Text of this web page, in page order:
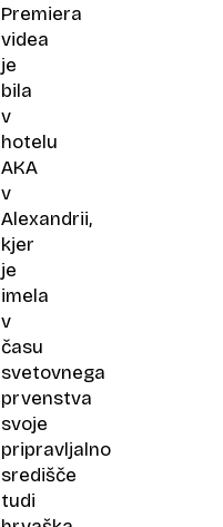
Premiera
videa
je
bila
v
hotelu
AKA
v
Alexandrii,
kjer
je
imela
v
času
svetovnega
prvenstva
svoje
pripravljalno
središče
tudi